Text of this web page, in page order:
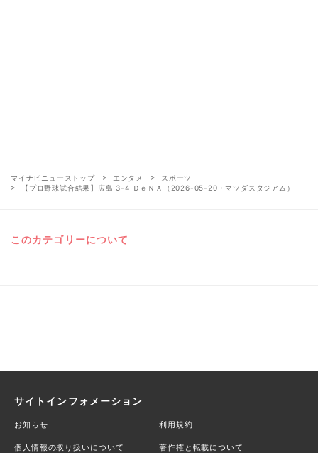
マイナビニューストップ エンタメ
スポーツ
【プロ野球試合結果】広島 3-4 ＤｅＮＡ（2026-05-20・マツダスタジアム）
このカテゴリーについて
サイトインフォメーション
お知らせ 利用規約
個人情報の取り扱いについて 著作権と転載について